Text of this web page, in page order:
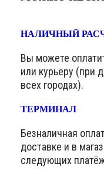
НАЛИЧНЫЙ
Вы можете
или курьеру (при
всех городах).
ТЕРМИНАЛ
Безналичная
доставке и в
следующих